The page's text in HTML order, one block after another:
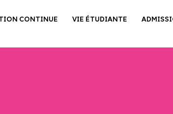
CONTINUE VIE ÉTUDIANTE